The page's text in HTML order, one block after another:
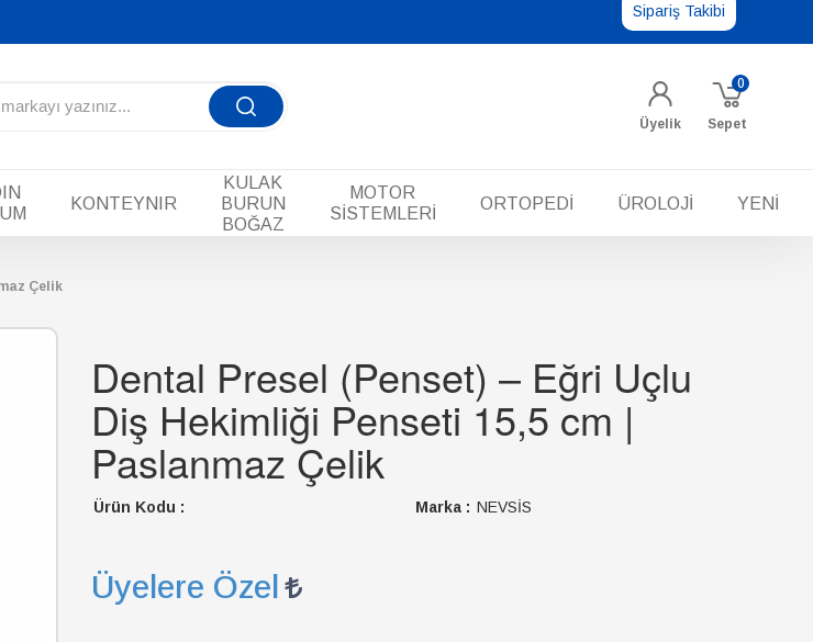
Sipariş Takibi
Üyelik Sepet
0
KONTEYNIR
KULAK
BURUN
BOĞAZ
MOTOR
SİSTEMLERİ
ORTOPEDİ ÜROLOJİ YENİ
Çelik
Dental Presel (Penset) – Eğri Uçlu
Diş Hekimliği Penseti 15,5 cm |
Paslanmaz Çelik
Ürün Kodu : Marka : NEVSİS
Üyelere Özel